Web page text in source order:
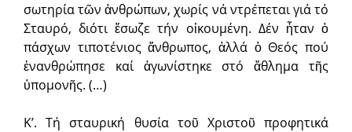
σωτηρία τῶν ἀνθρώπων, χωρίς νά ντρέπεται γιά τό
Σταυρό, διότι ἔσωζε τήν οἰκουμένη. Δέν ἦταν ὁ
πάσχων τιποτένιος ἄνθρωπος, ἀλλά ὁ Θεός πού
ἐνανθρώπησε καί ἀγωνίστηκε στό ἄθλημα τῆς
ὑπομονῆς. (…)
Κ’. Τή σταυρική θυσία τοῦ Χριστοῦ προφητικά